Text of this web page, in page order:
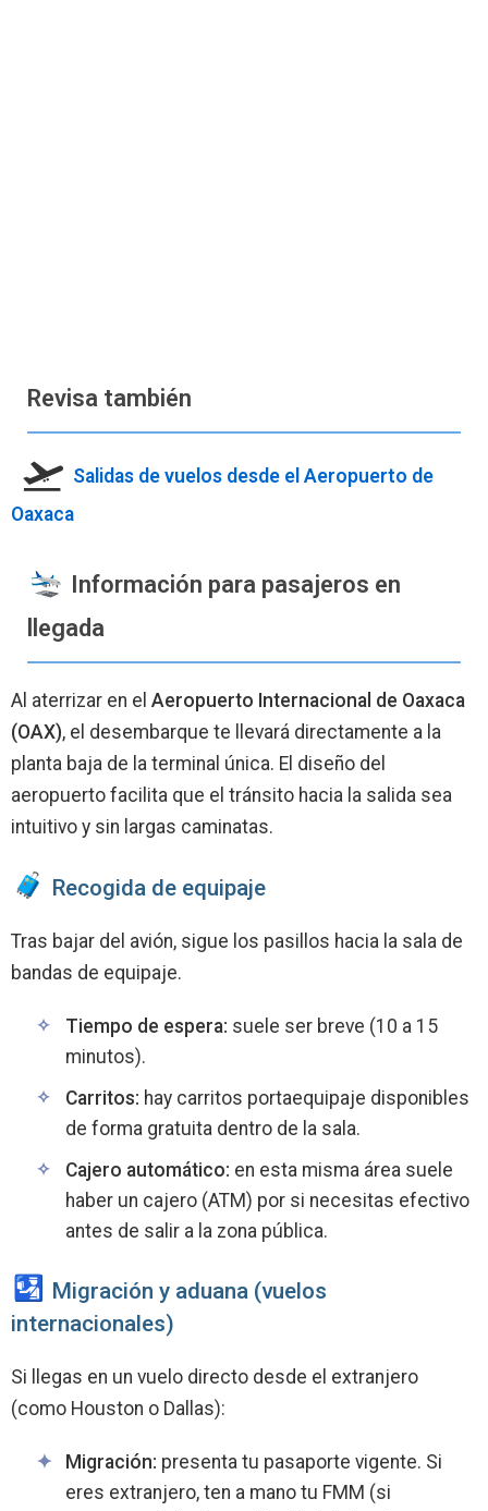
Revisa también
Salidas de vuelos desde el Aeropuerto de
Oaxaca
Información para pasajeros en
llegada
Al aterrizar en el Aeropuerto Internacional de Oaxaca
(OAX), el desembarque te llevará directamente a la
planta baja de la terminal única. El diseño del
aeropuerto facilita que el tránsito hacia la salida sea
intuitivo y sin largas caminatas.
Recogida de equipaje
Tras bajar del avión, sigue los pasillos hacia la sala de
bandas de equipaje.
Tiempo de espera: suele ser breve (10 a 15
minutos).
Carritos: hay carritos portaequipaje disponibles
de forma gratuita dentro de la sala.
Cajero automático: en esta misma área suele
haber un cajero (ATM) por si necesitas efectivo
antes de salir a la zona pública.
Migración y aduana (vuelos
internacionales)
Si llegas en un vuelo directo desde el extranjero
(como Houston o Dallas):
Migración: presenta tu pasaporte vigente. Si
eres extranjero, ten a mano tu FMM (si